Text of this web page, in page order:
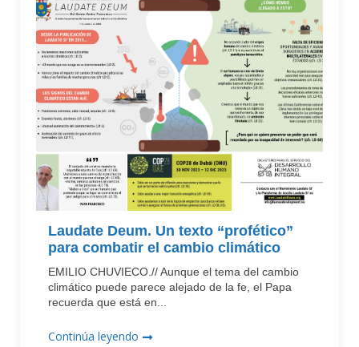
Laudate Deum. Un texto “profético”
para combatir el cambio climático
EMILIO CHUVIECO.// Aunque el tema del cambio
climático puede parece alejado de la fe, el Papa
recuerda que está en...
Continúa leyendo